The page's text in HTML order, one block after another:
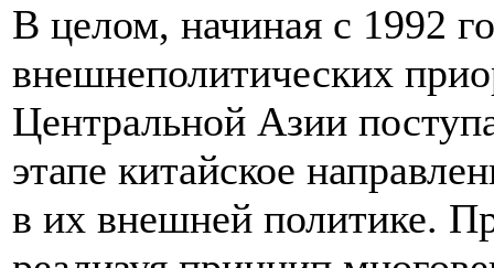
В целом, начиная с 1992
внешнеполитических
Центральной Азии
этапе китайское
в их внешней политике.